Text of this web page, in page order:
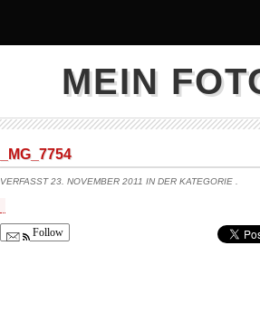
MEIN
_MG_7754
VERFASST 23. NOVEMBER 2011 IN DER KATEGORIE
Follow